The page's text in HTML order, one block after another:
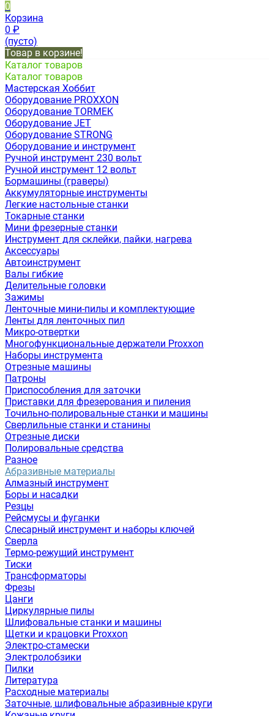
0
Корзина
0 ₽
(пусто)
Товар в корзине!
Каталог товаров
Каталог товаров
Мастерская Хоббит
Оборудование PROXXON
Оборудование TORMEK
Оборудование JET
Оборудование STRONG
Оборудование и инструмент
Ручной инструмент 230 вольт
Ручной инструмент 12 вольт
Бормашины (граверы)
Аккумуляторные инструменты
Легкие настольные станки
Токарные станки
Мини фрезерные станки
Инструмент для склейки, пайки, нагрева
Аксессуары
Автоинструмент
Валы гибкие
Делительные головки
Зажимы
Ленточные мини-пилы и комплектующие
Ленты для ленточных пил
Микро-отвертки
Многофункциональные держатели Proxxon
Наборы инструмента
Отрезные машины
Патроны
Приспособления для заточки
Приставки для фрезерования и пиления
Точильно-полировальные станки и машины
Сверлильные станки и станины
Отрезные диски
Полировальные средства
Разное
Абразивные материалы
Алмазный инструмент
Боры и насадки
Резцы
Рейсмусы и фуганки
Слесарный инструмент и наборы ключей
Сверла
Термо-режущий инструмент
Тиски
Трансформаторы
Фрезы
Цанги
Циркулярные пилы
Шлифовальные станки и машины
Щетки и крацовки Proxxon
Электро-стамески
Электролобзики
Пилки
Литература
Расходные материалы
Заточные, шлифовальные абразивные круги